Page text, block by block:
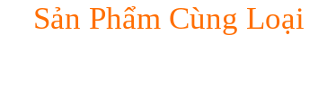
Sản Phẩm Cùng Loại